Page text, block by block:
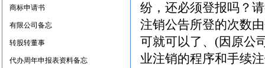
商标申请书
有限公司备忘
转股转董事
代办周年申报表资料备忘
纷，还必须登报吗？
注销公告所登的次数
可就可以了、(因原公
业注销的程序和手续